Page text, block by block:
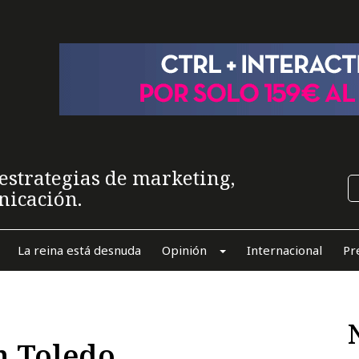
de marketing,
La reina está desnuda Opinión Internacional